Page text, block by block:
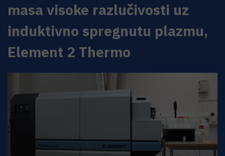
masa visoke razlučivosti uz
induktivno spregnutu plazmu,
Element 2 Thermo